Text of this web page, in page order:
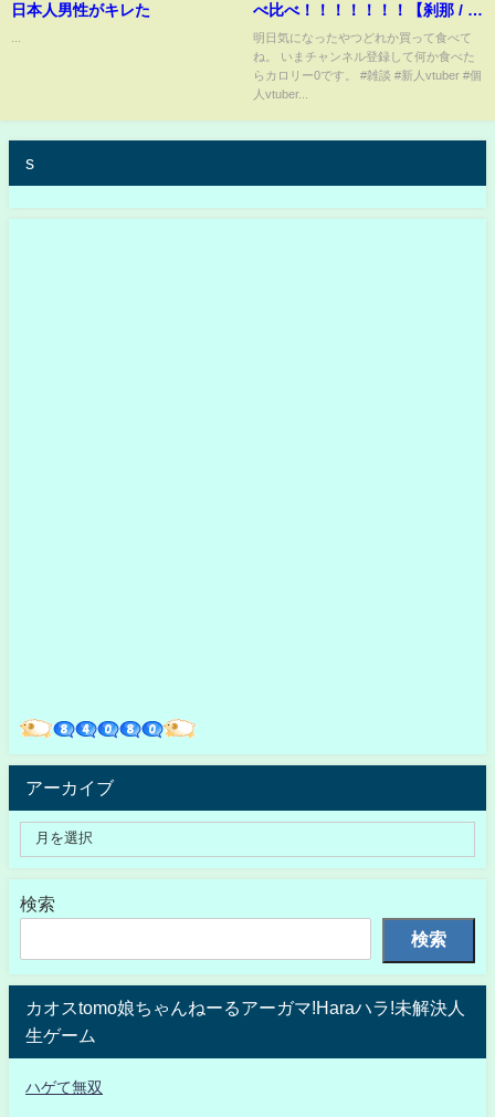
日本人男性がキレた
べ比べ！！！！！！！【刹那 / 新
人Vtuber】
明日気になったやつどれか買って食べて
ね。 いまチャンネル登録して何か食べた
らカロリー0です。 #雑談 #新人vtuber #個
人vtuber...
s
アーカイブ
検索
検索
カオスtomo娘ちゃんねーるアーガマ!Haraハラ!未解決人
生ゲーム
ハゲて無双